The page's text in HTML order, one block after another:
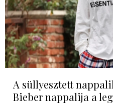
A süllyesztett
Bieber nappalija a